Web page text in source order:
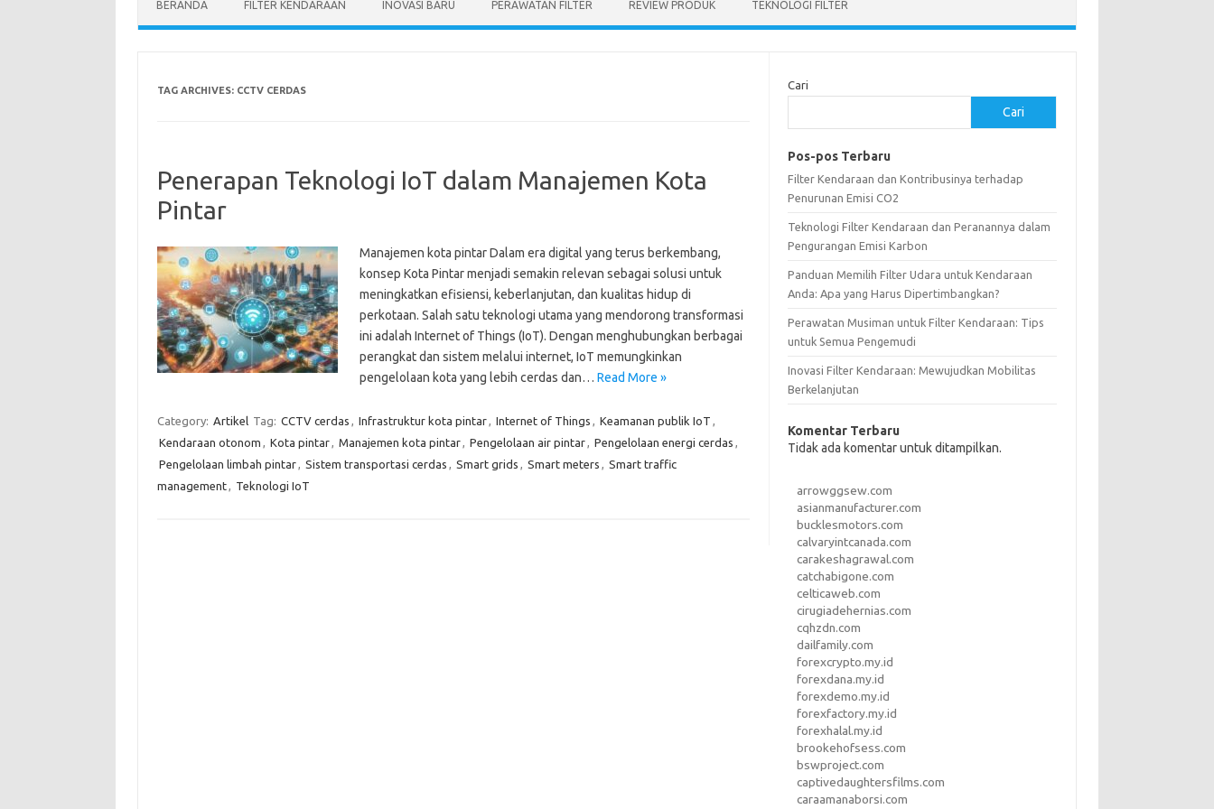
BERANDA FILTER KENDARAAN INOVASI BARU PERAWATAN FILTER REVIEW PRODUK TEKNOLOGI FILTER
TAG ARCHIVES: CCTV CERDAS
Penerapan Teknologi IoT dalam Manajemen Kota
Pintar
Manajemen kota pintar Dalam era digital yang terus berkembang,
konsep Kota Pintar menjadi semakin relevan sebagai solusi untuk
meningkatkan efisiensi, keberlanjutan, dan kualitas hidup di
perkotaan. Salah satu teknologi utama yang mendorong transformasi
ini adalah Internet of Things (IoT). Dengan menghubungkan berbagai
perangkat dan sistem melalui internet, IoT memungkinkan
pengelolaan kota yang lebih cerdas dan… Read More »
Category: Artikel Tag: CCTV cerdas , Infrastruktur kota pintar, Internet of Things , Keamanan publik IoT ,
Kendaraan otonom , Kota pintar, Manajemen kota pintar, Pengelolaan air pintar, Pengelolaan energi cerdas ,
Pengelolaan limbah pintar, Sistem transportasi cerdas , Smart grids , Smart meters , Smart traffic
management, Teknologi IoT
Cari
Cari
Pos-pos Terbaru
Filter Kendaraan dan Kontribusinya terhadap
Penurunan Emisi CO2
Teknologi Filter Kendaraan dan Peranannya dalam
Pengurangan Emisi Karbon
Panduan Memilih Filter Udara untuk Kendaraan
Anda: Apa yang Harus Dipertimbangkan?
Perawatan Musiman untuk Filter Kendaraan: Tips
untuk Semua Pengemudi
Inovasi Filter Kendaraan: Mewujudkan Mobilitas
Berkelanjutan
Komentar Terbaru
Tidak ada komentar untuk ditampilkan.
arrowggsew.com
asianmanufacturer.com
bucklesmotors.com
calvaryintcanada.com
carakeshagrawal.com
catchabigone.com
celticaweb.com
cirugiadehernias.com
cqhzdn.com
dailfamily.com
forexcrypto.my.id
forexdana.my.id
forexdemo.my.id
forexfactory.my.id
forexhalal.my.id
brookehofsess.com
bswproject.com
captivedaughtersfilms.com
caraamanaborsi.com